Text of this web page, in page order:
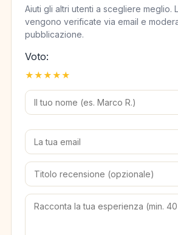
Aiuti gli altri utenti a scegliere meglio.
vengono verificate via email e
pubblicazione.
Voto:
★
★
★
★
★